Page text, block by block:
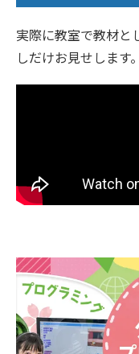
実際に教室で教材と
しだけお見せします。